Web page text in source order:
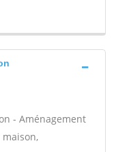
- Aménagement
maison,